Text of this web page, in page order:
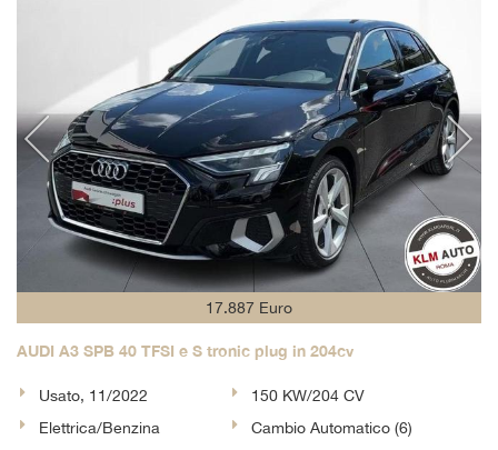
17.887 Euro
AUDI A3 SPB 40 TFSI e S tronic plug in 204cv
Usato, 11/2022
150 KW/204 CV
Elettrica/Benzina
Cambio Automatico (6)